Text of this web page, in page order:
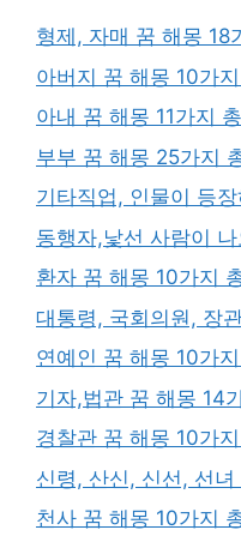
형제, 자매 꿈 해몽 18
아버지 꿈 해몽 10가
아내 꿈 해몽 11가지
부부 꿈 해몽 25가지
기타직업, 인물이 등
동행자,낯선 사람이
환자 꿈 해몽 10가지
대통령, 국회의원, 장
연예인 꿈 해몽 10가
기자,법관 꿈 해몽 14
경찰관 꿈 해몽 10가
신령, 산신, 신선, 선
천사 꿈 해몽 10가지